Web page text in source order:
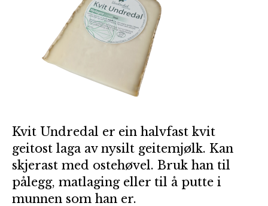
Kvit Undredal er ein halvfast kvit
geitost laga av nysilt geitemjølk. Kan
skjerast med ostehøvel. Bruk han til
pålegg, matlaging eller til å putte i
munnen som han er.